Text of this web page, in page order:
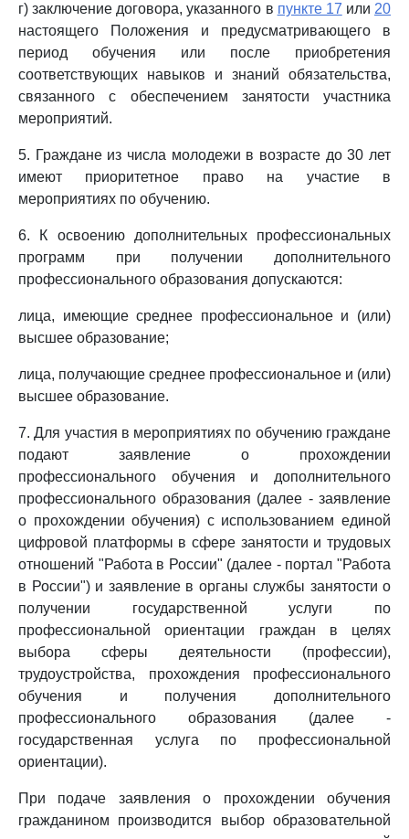
г) заключение договора, указанного в пункте 17 или 20
настоящего Положения и предусматривающего в
период обучения или после приобретения
соответствующих навыков и знаний обязательства,
связанного с обеспечением занятости участника
мероприятий.
5. Граждане из числа молодежи в возрасте до 30 лет
имеют приоритетное право на участие в
мероприятиях по обучению.
6. К освоению дополнительных профессиональных
программ при получении дополнительного
профессионального образования допускаются:
лица, имеющие среднее профессиональное и (или)
высшее образование;
лица, получающие среднее профессиональное и (или)
высшее образование.
7. Для участия в мероприятиях по обучению граждане
подают заявление о прохождении
профессионального обучения и дополнительного
профессионального образования (далее - заявление
о прохождении обучения) с использованием единой
цифровой платформы в сфере занятости и трудовых
отношений "Работа в России" (далее - портал "Работа
в России") и заявление в органы службы занятости о
получении государственной услуги по
профессиональной ориентации граждан в целях
выбора сферы деятельности (профессии),
трудоустройства, прохождения профессионального
обучения и получения дополнительного
профессионального образования (далее -
государственная услуга по профессиональной
ориентации).
При подаче заявления о прохождении обучения
гражданином производится выбор образовательной